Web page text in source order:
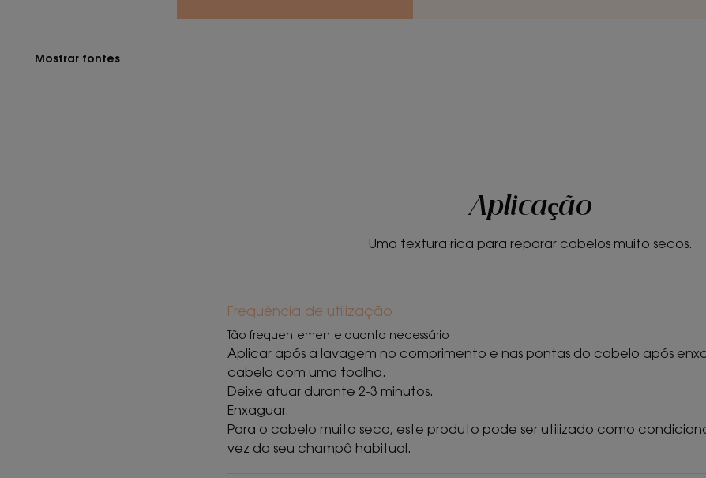
Mostrar fontes
Aplicação
Uma textura rica para reparar cabelos muito secos.
Frequência de utilização
Tão frequentemente quanto necessário
Aplicar após a lavagem no comprimento e nas pontas do cabelo após
cabelo com uma toalha.
Deixe atuar durante 2-3 minutos.
Enxaguar.
Para o cabelo muito seco, este produto pode ser utilizado como
vez do seu champô habitual.